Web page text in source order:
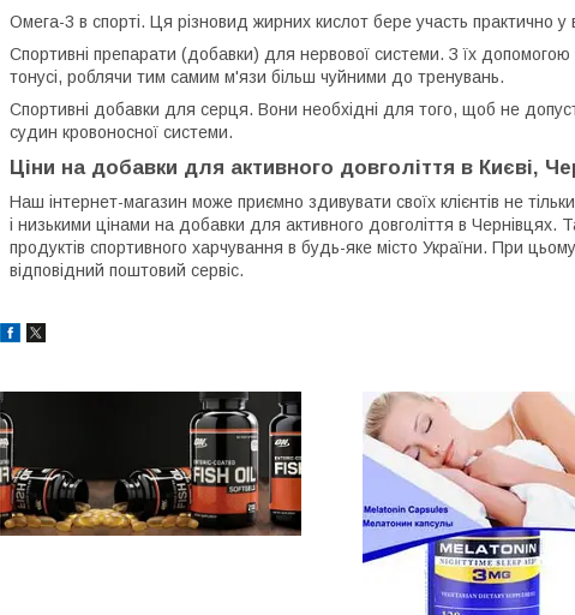
Омега-3 в спорті. Ця різновид жирних кислот бере участь практично у
Спортивні препарати (добавки) для нервової системи. З їх допомогою
тонусі, роблячи тим самим м'язи більш чуйними до тренувань.
Спортивні добавки для серця. Вони необхідні для того, щоб не
судин кровоносної системи.
Ціни на добавки для активного довголіття в Києві,
Наш інтернет-магазин може приємно здивувати своїх клієнтів не
і низькими цінами на добавки для активного довголіття в
продуктів спортивного харчування в будь-яке місто України. При
відповідний поштовий сервіс.